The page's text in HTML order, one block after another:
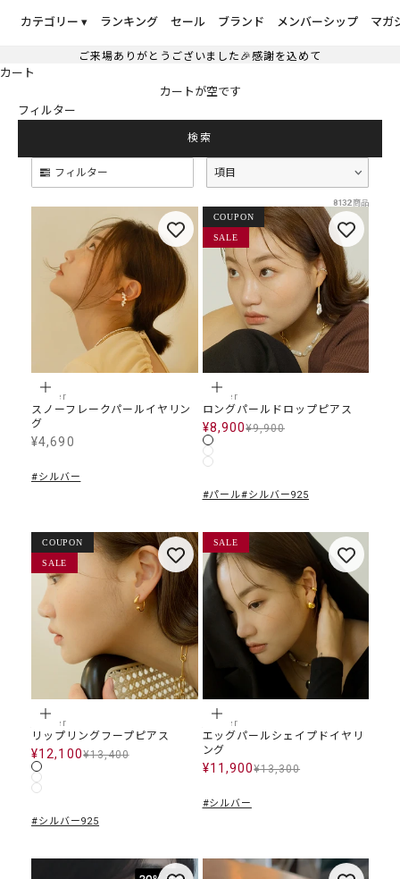
カテゴリー ▾ ランキング セール ブランド メンバーシップ マガ
ご来場ありがとうございました🎉感謝を込めて
カート
カートが空です
フィルター
検索
フィルター 項目
オプションを選択
jubiler
スノーフレークパールイヤリン
グ
SALE価格
¥4,690
#シルバー
COUPON
SALE
オプションを選択
jubiler
ロングパールドロップピアス
SALE価格
¥8,900通常価格
¥9,900
カラー
シルバー
ゴールド
ローズゴールド
#パール#シルバー925
COUPON
SALE
オプションを選択
jubiler
リップリングフープピアス
SALE価格
¥12,100通常価格
¥13,400
カラー
シルバー
ゴールド
ローズゴールド
#シルバー925
SALE
カートに追加
jubiler
エッグパールシェイプドイヤリ
ング
SALE価格
¥11,900通常価格
¥13,300
#シルバー